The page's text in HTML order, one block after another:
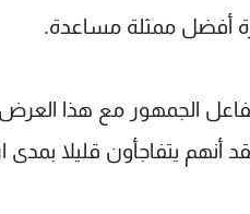
أفضل ​ممثلة مساعدة.
الجمهور مع هذا
أنهم يتفاجأون قليلا